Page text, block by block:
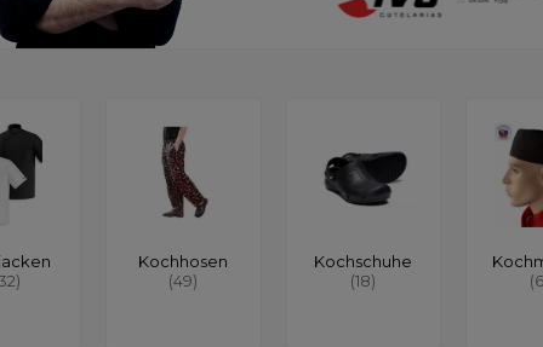
Kochhosen
(49)
Kochschuhe
(18)